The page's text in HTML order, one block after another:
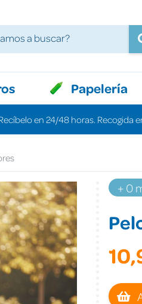
Papelería
en 24/48 horas. Recogida
+ 0